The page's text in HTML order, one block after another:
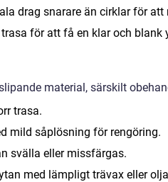
drag snarare än cirklar för att
för att få en klar och blank
material, särskilt
trasa.
mild såplösning för rengöring.
svälla eller missfärgas.
med lämpligt trävax eller